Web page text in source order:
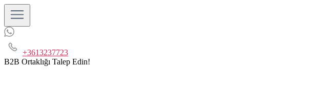
+3613237723
B2B Ortaklığı Talep Edin!